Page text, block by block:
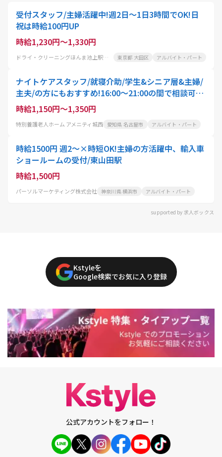
受付スタッフ/主婦活躍中!週2日～1日3時間でOK!日
祝は時給100円UP
時給1,230円～1,330円
ドライ・クリーニングほんま池上駅前店 東京都 大田区 アルバイト・パート
ナイトケアスタッフ/就寝介助/学生&シニア層&主婦/
主夫/の方にもおすすめ!16:00～21:00の間で相談可
能/勤務は週3日以上で可能
時給1,150円～1,350円
特別養護老人ホーム アメニティ城西 愛知県 名古屋市 アルバイト・パート
時給1500円 週2～×時短OK!主婦の方活躍中、輸入車
ショールームの受付/東山田駅
時給1,500円
パーソルマーケティング株式会社 神奈川県 横浜市 アルバイト・パート
supported by 求人ボックス
Kstyleを
Google検索でお気に入り登録
公式アカウントをフォロー！